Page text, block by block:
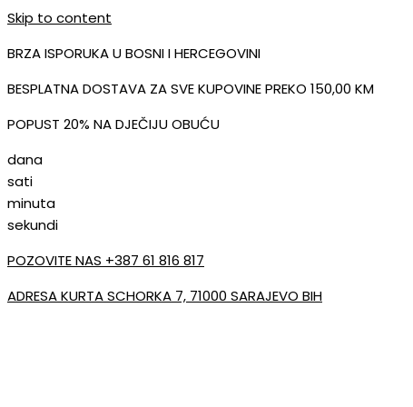
Skip to content
BRZA ISPORUKA U BOSNI I HERCEGOVINI
BESPLATNA DOSTAVA ZA SVE KUPOVINE PREKO 150,00 KM
POPUST 20% NA DJEČIJU OBUĆU
dana
sati
minuta
sekundi
POZOVITE NAS +387 61 816 817
ADRESA KURTA SCHORKA 7, 71000 SARAJEVO BIH